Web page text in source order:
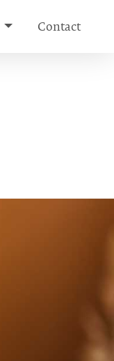
Contact